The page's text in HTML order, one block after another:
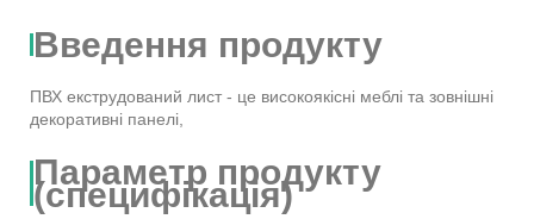
Введення продукту
ПВХ екструдований лист - це високоякісні меблі та зовнішні
декоративні панелі,
Параметр продукту
(специфікація)